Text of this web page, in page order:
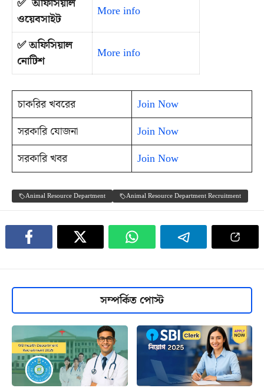
ওয়েবসাইট
More info
✅ অফিসিয়াল
নোটিশ
More info
চাকরির খবরের
Join Now
সরকারি যোজনা
Join Now
সরকারি খবর
Join Now
Animal Resource Department Animal Resource Department Recruitment
সম্পর্কিত পোস্ট